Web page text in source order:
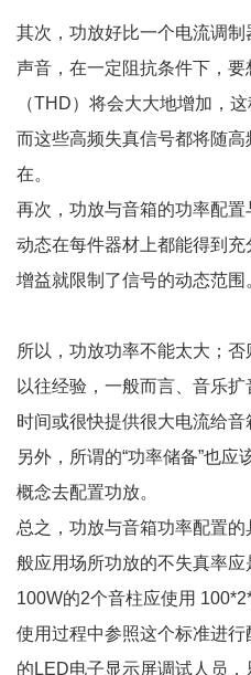
其次，功放好比一个电流调
声音，在一定阻抗条件下，
（THD）将会大大地增加，
而这些高频失真信号都将随
在。
再次，功放与音箱的功率配
动态在每件器材上都能得到
增益就限制了信号的动态范围
所以，功放功率不能太大；
以往经验，一般而言、音乐
时间或很快提供很大电流给
另外，所谓的“功率储备”也
概念去配置功放。
总之，功放与音箱功率配置
般应用场所功放的不失真率
100W的2个音柱应使用
使用过程中参照这个标准进
的 LED电子显示屏调试人员，